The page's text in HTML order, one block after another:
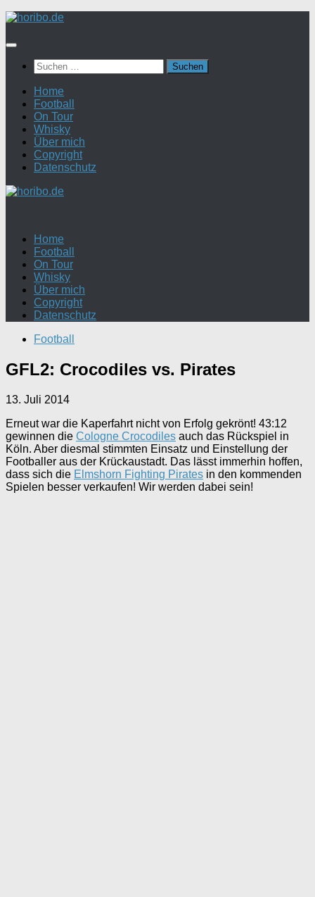
Zum
springen
Suchen
nach:
Home
Football
On Tour
Whisky
Über mich
Copyright
Datenschutz
Home
Football
On Tour
Whisky
Über mich
Copyright
Datenschutz
Football
GFL2: Crocodiles vs. Pirates
13. Juli 2014
Erneut war die Kaperfahrt nicht von Erfolg gekrönt! 43:12
gewinnen die Cologne Crocodiles auch das Rückspiel in
Köln. Aber diesmal stimmten Einsatz und Einstellung der
Footballer aus der Krückaustadt. Das lässt immerhin hoffen,
dass sich die Elmshorn Fighting Pirates in den kommenden
Spielen besser verkaufen! Wir werden dabei sein!